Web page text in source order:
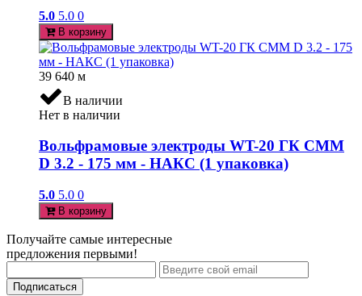
5.0 5.0 0
В корзину
39 640 м
В наличии
Нет в наличии
Вольфрамовые электроды WT-20 ГК СММ
D 3.2 - 175 мм - НАКС (1 упаковка)
5.0 5.0 0
В корзину
Получайте самые интересные
предложения первыми!
Подписаться